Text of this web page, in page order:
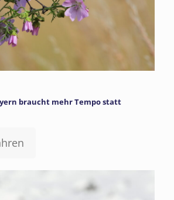
braucht mehr Tempo statt